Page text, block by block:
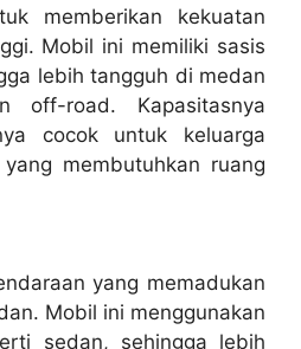
memberikan kekuatan
Mobil ini memiliki sasis
lebih tangguh di medan
off-road. Kapasitasnya
cocok untuk keluarga
membutuhkan ruang
yang memadukan
Mobil ini menggunakan
sedan, sehingga lebih